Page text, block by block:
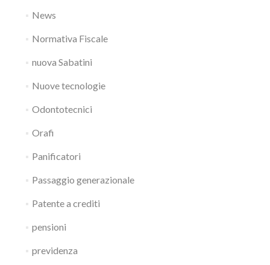
News
Normativa Fiscale
nuova Sabatini
Nuove tecnologie
Odontotecnici
Orafi
Panificatori
Passaggio generazionale
Patente a crediti
pensioni
previdenza